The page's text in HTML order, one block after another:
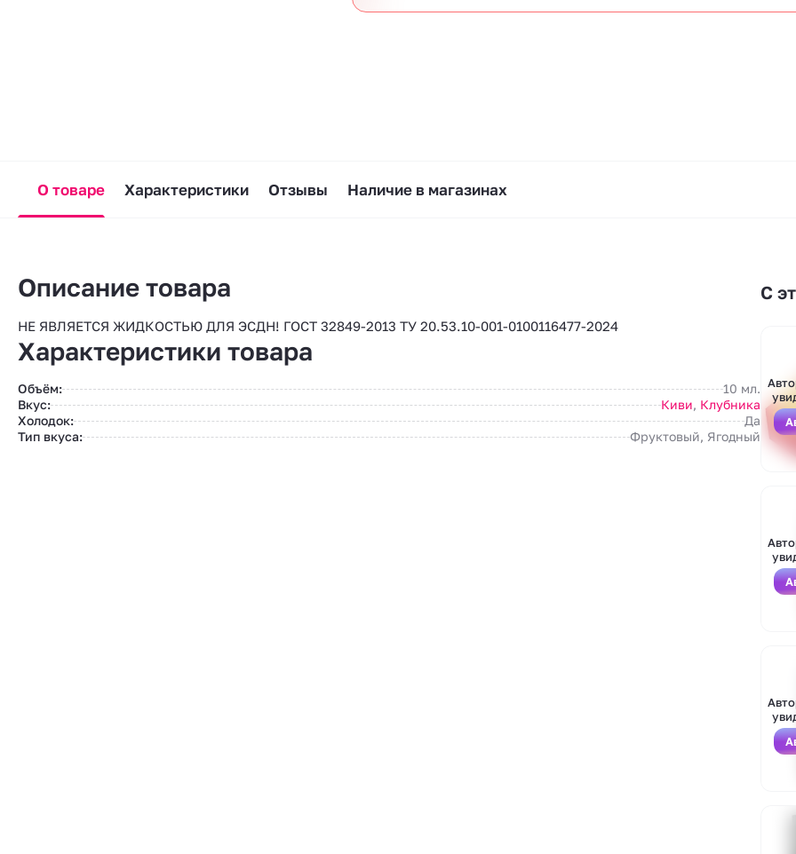
О товаре Характеристики Отзывы Наличие в магазинах
Описание товара
НЕ ЯВЛЯЕТСЯ ЖИДКОСТЬЮ ДЛЯ ЭСДН! ГОСТ 32849-2013 ТУ 20.53.10-001-0100116477-2024
Характеристики товара
Объём:
10 мл.
Вкус:
Киви, Клубника
Холодок:
Да
Тип вкуса:
Фруктовый, Ягодный
С